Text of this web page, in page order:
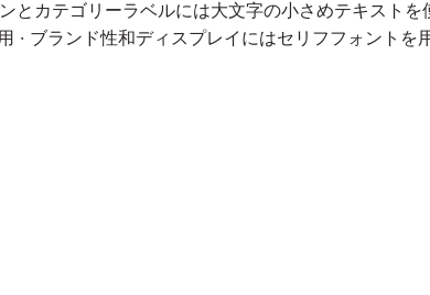
とカテゴリーラベルには大文字の小さめテキスト
· ブランド性和ディスプレイにはセリフフォントを